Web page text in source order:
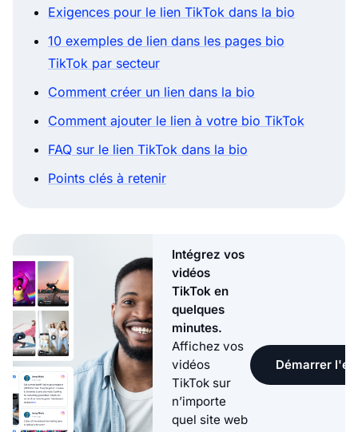
Exigences pour le lien TikTok dans la bio
10 exemples de lien dans les pages bio
TikTok par secteur
Comment créer un lien dans la bio
Comment ajouter le lien à votre bio TikTok
FAQ sur le lien TikTok dans la bio
Points clés à retenir
Intégrez vos
vidéos
TikTok en
quelques
minutes.
Affichez vos
vidéos
TikTok sur
n’importe
quel site web
Démarrer